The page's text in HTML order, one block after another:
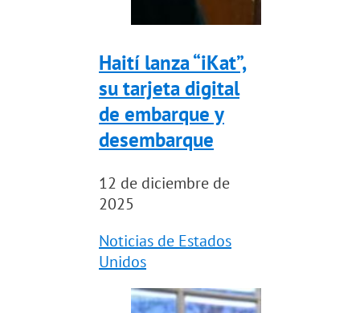
Haití lanza “iKat”,
su tarjeta digital
de embarque y
desembarque
12 de diciembre de
2025
Noticias de Estados
Unidos